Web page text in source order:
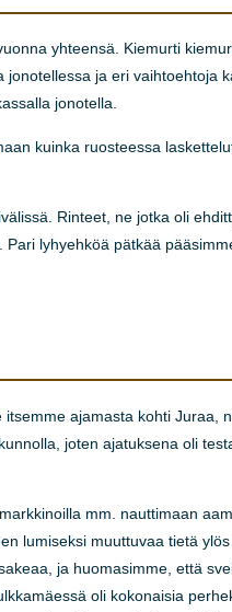
yhteensä. Kiemurti
ja eri vaihtoehtoja
jonotella.
kuinka ruosteessa
Rinteet, ne jotka oli
lyhyehköä pätkää
ajamasta kohti Juraa,
joten ajatuksena oli
mm. nauttimaan
lumiseksi muuttuvaa tietä
ja huomasimme, että
oli kokonaisia